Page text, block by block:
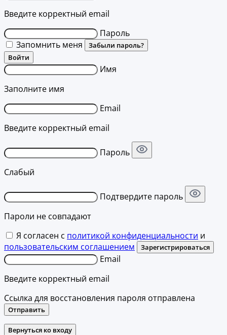
Введите корректный email
Пароль
Запомнить меня
Забыли пароль?
Войти
Имя
Заполните имя
Email
Введите корректный email
Пароль
Слабый
Подтвердите пароль
Пароли не совпадают
Я согласен с политикой конфиденциальности и
пользовательским соглашением
Зарегистрироваться
Email
Введите корректный email
Ссылка для восстановления пароля отправлена
Отправить
Вернуться ко входу